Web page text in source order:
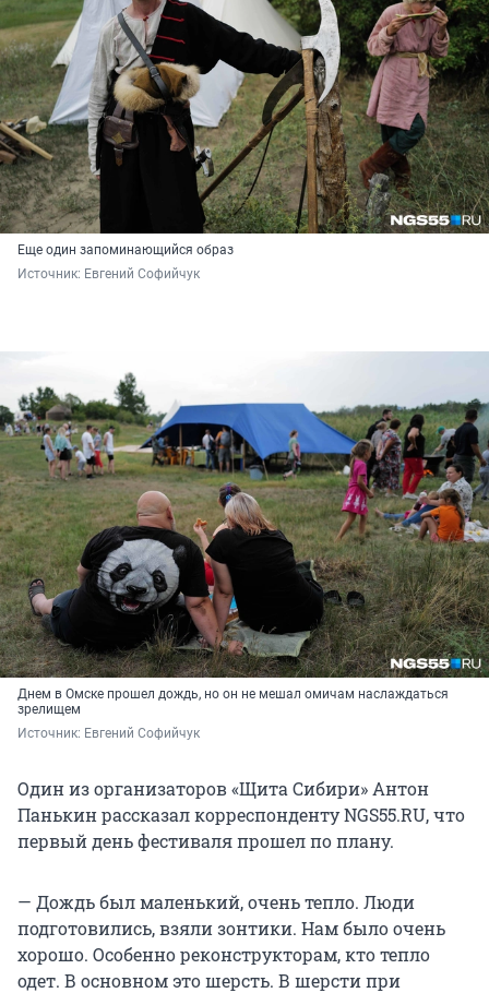
Еще один запоминающийся образ
Источник: Евгений Софийчук
Днем в Омске прошел дождь, но он не мешал омичам наслаждаться
зрелищем
Источник: Евгений Софийчук
Один из организаторов «Щита Сибири» Антон
Панькин рассказал корреспонденту NGS55.RU, что
первый день фестиваля прошел по плану.
— Дождь был маленький, очень тепло. Люди
подготовились, взяли зонтики. Нам было очень
хорошо. Особенно реконструкторам, кто тепло
одет. В основном это шерсть. В шерсти при